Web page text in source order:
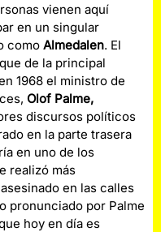
vienen aquí
en un singular
como Almedalen. El
de la principal
1968 el ministro de
Olof Palme,
discursos políticos
en la parte trasera
en uno de los
realizó más
en las calles
pronunciado por Palme
hoy en día es